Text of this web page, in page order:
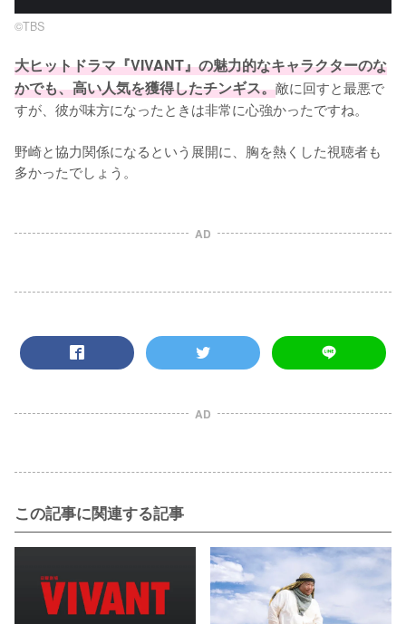
©TBS
大ヒットドラマ『VIVANT』の魅力的なキャラクターのな
かでも、高い人気を獲得したチンギス。敵に回すと最悪で
すが、彼が味方になったときは非常に心強かったですね。
野崎と協力関係になるという展開に、胸を熱くした視聴者も
多かったでしょう。
AD
AD
この記事に関連する記事